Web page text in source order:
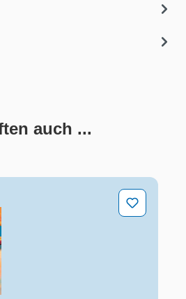
auch ...
zum Ausmalen für Senioren